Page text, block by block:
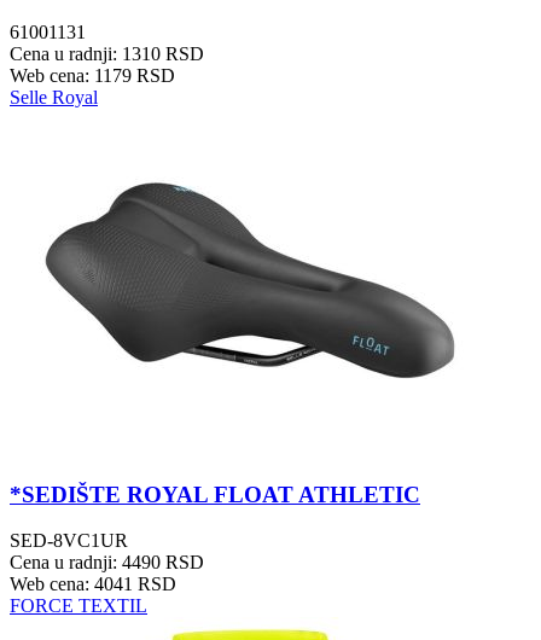
61001131
Cena u radnji: 1310 RSD
Web cena: 1179 RSD
Selle Royal
*SEDIŠTE ROYAL FLOAT ATHLETIC
SED-8VC1UR
Cena u radnji: 4490 RSD
Web cena: 4041 RSD
FORCE TEXTIL